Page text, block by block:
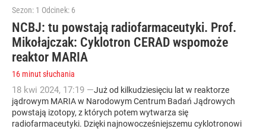
Sezon: 1 Odcinek: 6
NCBJ: tu powstają radiofarmaceutyki. Prof.
Mikołajczak: Cyklotron CERAD wspomoże
reaktor MARIA
16 minut słuchania
18 kwi 2024, 17:19 —Już od kilkudziesięciu lat w reaktorze
jądrowym MARIA w Narodowym Centrum Badań Jądrowych
powstają izotopy, z których potem wytwarza się
radiofarmaceutyki. Dzięki najnowocześniejszemu cyklotronowi